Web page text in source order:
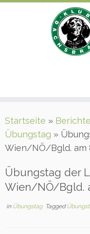
Inhalt
springen
Startseite » Berichte
Übungstag »
Wien/NÖ/Bgld. am
Übungstag der
Wien/NÖ/Bgld.
in Übungstag Tagged